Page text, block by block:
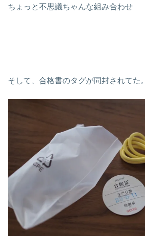
ちょっと不思議ちゃんな組み合わせ
そして、合格書のタグが同封されてた。